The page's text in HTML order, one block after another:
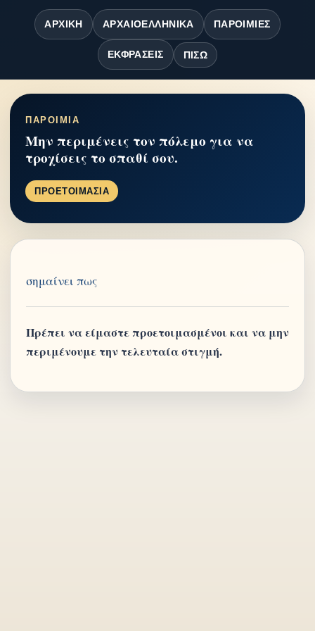
ΑΡΧΙΚΉ ΑΡΧΑΙΟΕΛΛΗΝΙΚΆ ΠΑΡΟΙΜΊΕΣ
ΕΚΦΡΆΣΕΙΣ ΠΊΣΩ
ΠΑΡΟΙΜΙΑ
Μην περιμένεις τον πόλεμο για να
τροχίσεις το σπαθί σου.
ΠΡΟΕΤΟΙΜΑΣΙΑ
σημαίνει πως
Πρέπει να είμαστε προετοιμασμένοι και να μην
περιμένουμε την τελευταία στιγμή.